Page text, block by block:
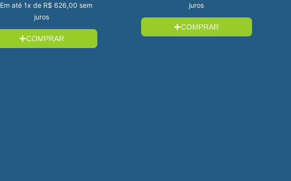
Em até 1x de R$ 626,00 sem
juros
COMPRAR
juros
COMPRAR